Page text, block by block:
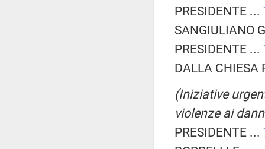
PRESIDENTE ...
SANGIULIANO
PRESIDENTE ...
DALLA CHIESA
(Iniziative
violenze ai
PRESIDENTE ...